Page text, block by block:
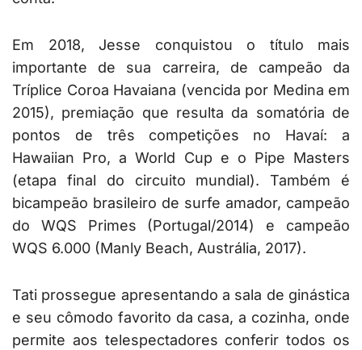
Em 2018, Jesse conquistou o título mais
importante de sua carreira, de campeão da
Tríplice Coroa Havaiana (vencida por Medina em
2015), premiação que resulta da somatória de
pontos de três competições no Havaí: a
Hawaiian Pro, a World Cup e o Pipe Masters
(etapa final do circuito mundial). Também é
bicampeão brasileiro de surfe amador, campeão
do WQS Primes (Portugal/2014) e campeão
WQS 6.000 (Manly Beach, Austrália, 2017).
Tati prossegue apresentando a sala de ginástica
e seu cômodo favorito da casa, a cozinha, onde
permite aos telespectadores conferir todos os